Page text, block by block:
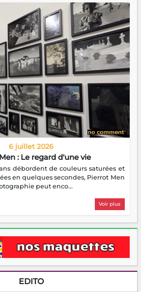
6 juillet 2026
: Le regard d'une vie
débordent de couleurs saturées et
en quelques secondes, Pierrot Men
peut enco...
Voir plus
EDITO